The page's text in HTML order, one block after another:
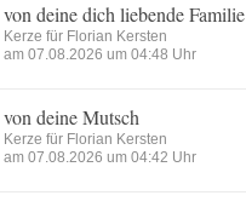
von deine dich liebende Familie
Kerze für Florian Kersten
am 07.08.2026 um 04:48 Uhr
von deine Mutsch
Kerze für Florian Kersten
am 07.08.2026 um 04:42 Uhr